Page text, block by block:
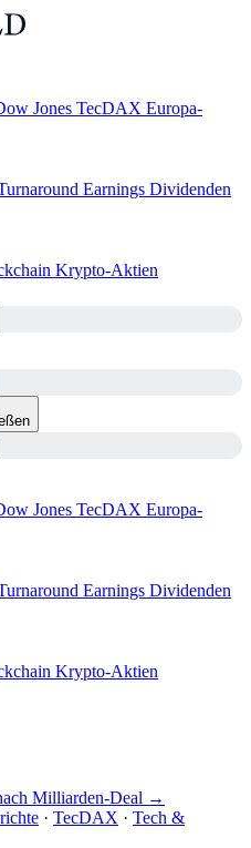
Jones TecDAX Europa-
Earnings Dividenden
Krypto-Aktien
Jones TecDAX Europa-
Earnings Dividenden
Krypto-Aktien
Milliarden-Deal →
· TecDAX · Tech &